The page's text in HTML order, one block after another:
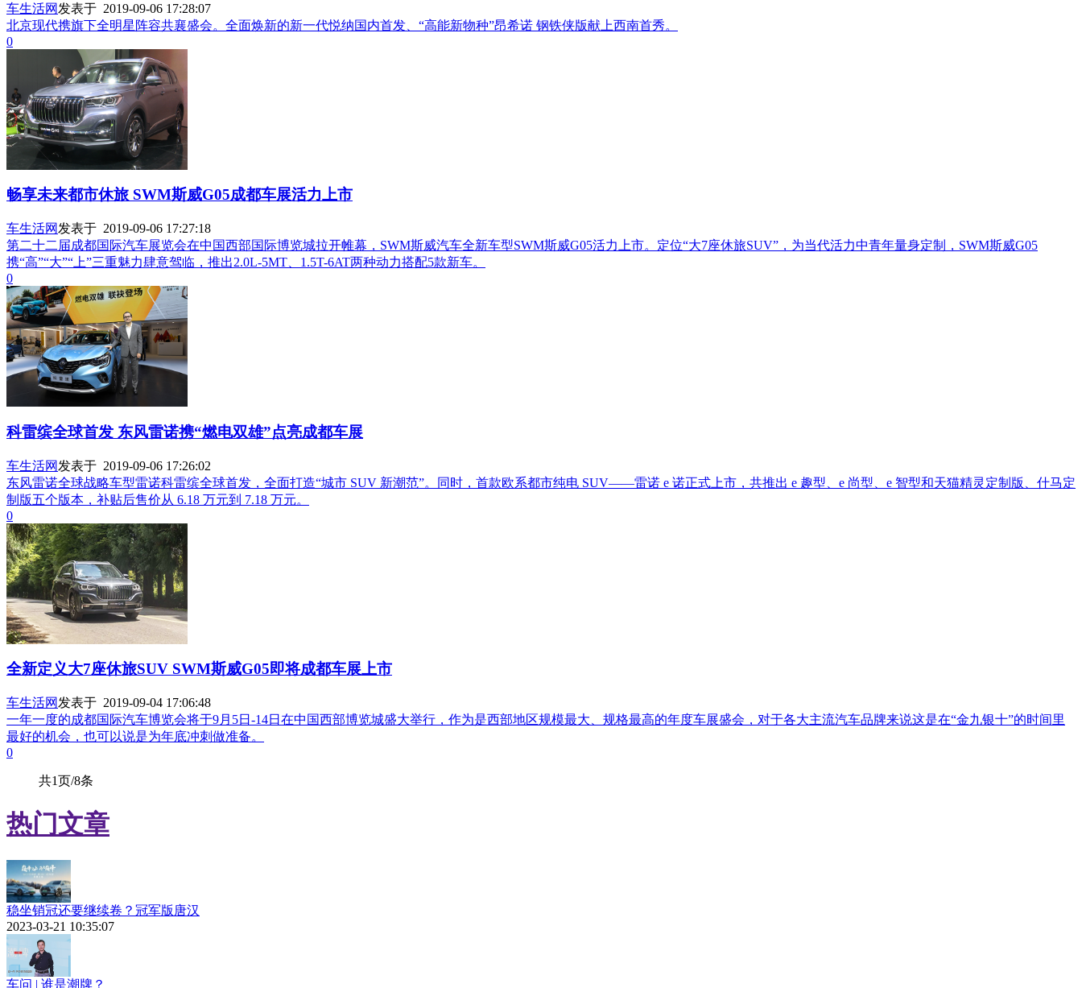
车生活网 发表于 2019-09-06 17:28:07
北京现代携旗下全明星阵容共襄盛会。全面焕新的新一代悦纳国内首发、“高能新物种”昂希诺 钢铁侠版献上西南首秀。
0
畅享未来都市休旅 SWM斯威G05成都车展活力上市
车生活网 发表于 2019-09-06 17:27:18
第二十二届成都国际汽车展览会在中国西部国际博览城拉开帷幕，SWM斯威汽车全新车型SWM斯威G05活力上市。定位“大7座休旅SUV”，为当代活力中青年量身定制，SWM斯威G05
携“高”“大”“上”三重魅力肆意驾临，推出2.0L-5MT、1.5T-6AT两种动力搭配5款新车。
0
科雷缤全球首发 东风雷诺携“燃电双雄”点亮成都车展
车生活网 发表于 2019-09-06 17:26:02
东风雷诺全球战略车型雷诺科雷缤全球首发，全面打造“城市 SUV 新潮范”。同时，首款欧系都市纯电 SUV——雷诺 e 诺正式上市，共推出 e 趣型、e 尚型、e 智型和天猫精灵定制版、什马定
制版五个版本，补贴后售价从 6.18 万元到 7.18 万元。
0
全新定义大7座休旅SUV SWM斯威G05即将成都车展上市
车生活网 发表于 2019-09-04 17:06:48
一年一度的成都国际汽车博览会将于9月5日-14日在中国西部博览城盛大举行，作为是西部地区规模最大、规格最高的年度车展盛会，对于各大主流汽车品牌来说这是在“金九银十”的时间里
最好的机会，也可以说是为年底冲刺做准备。
0
共1页/8条
热门文章
稳坐销冠还要继续卷？冠军版唐汉
2023-03-21 10:35:07
车问 | 谁是潮牌？